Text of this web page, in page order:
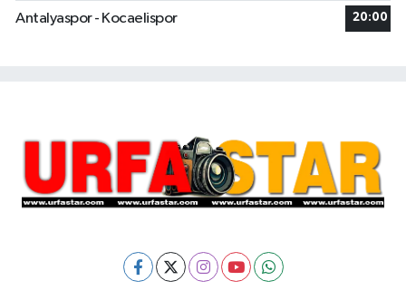
Antalyaspor - Kocaelispor 20:00